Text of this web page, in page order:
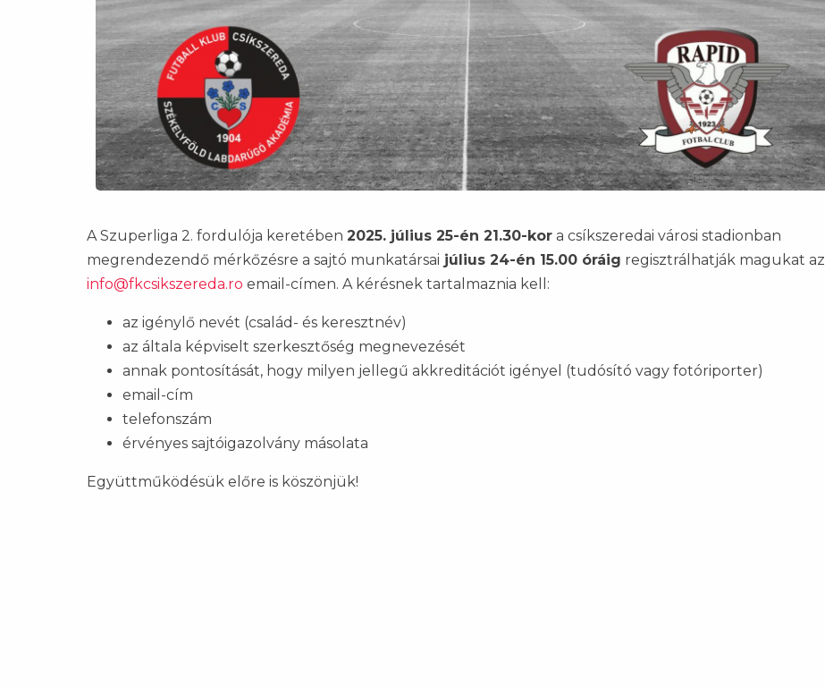
A Szuperliga 2. fordulója keretében 2025. július 25-én 21.30-kor a csíkszeredai városi stadionban
megrendezendő mérkőzésre a sajtó munkatársai július 24-én 15.00 óráig regisztrálhatják magukat az
info@fkcsikszereda.ro email-címen. A kérésnek tartalmaznia kell:
az igénylő nevét (család- és keresztnév)
az általa képviselt szerkesztőség megnevezését
annak pontosítását, hogy milyen jellegű akkreditációt igényel (tudósító vagy fotóriporter)
email-cím
telefonszám
érvényes sajtóigazolvány másolata
Együttműködésük előre is köszönjük!